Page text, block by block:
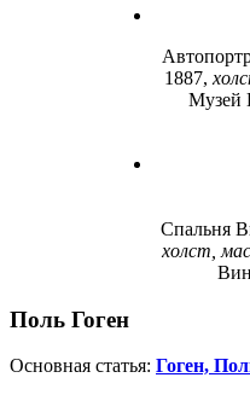
1887,
Музей
Спальня
холст,
Поль Гоген
Основная статья: Гоген,